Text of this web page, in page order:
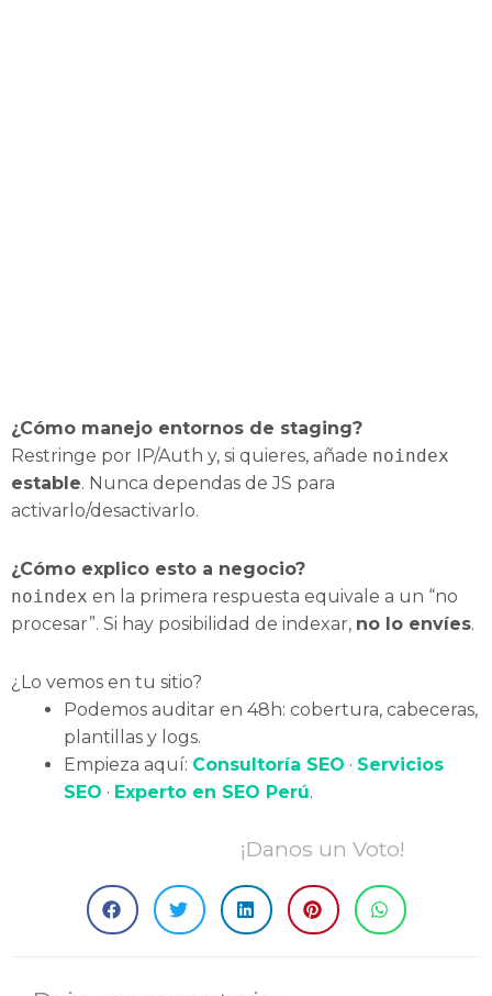
¿Cómo manejo entornos de staging?
Restringe por IP/Auth y, si quieres, añade noindex
estable. Nunca dependas de JS para
activarlo/desactivarlo.
¿Cómo explico esto a negocio?
noindex en la primera respuesta equivale a un “no
procesar”. Si hay posibilidad de indexar, no lo envíes.
¿Lo vemos en tu sitio?
Podemos auditar en 48h: cobertura, cabeceras,
plantillas y logs.
Empieza aquí: Consultoría SEO · Servicios
SEO · Experto en SEO Perú.
¡Danos un Voto!